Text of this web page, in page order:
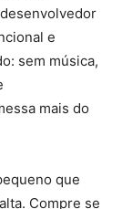
e
sem música,
mais do
que
Compre se